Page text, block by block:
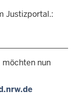
Justizportal.:
möchten nun